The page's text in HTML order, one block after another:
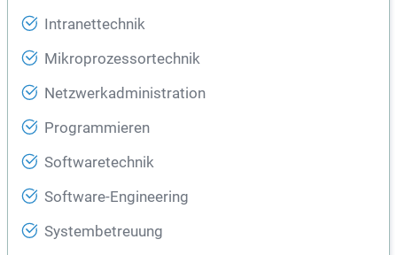
Intranettechnik
Mikroprozessortechnik
Netzwerkadministration
Programmieren
Softwaretechnik
Software-Engineering
Systembetreuung